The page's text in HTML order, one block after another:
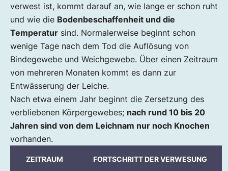
verwest ist, kommt darauf an, wie lange er schon ruht
und wie die Bodenbeschaffenheit und die
Temperatur sind. Normalerweise beginnt schon
wenige Tage nach dem Tod die Auflösung von
Bindegewebe und Weichgewebe. Über einen Zeitraum
von mehreren Monaten kommt es dann zur
Entwässerung der Leiche.
Nach etwa einem Jahr beginnt die Zersetzung des
verbliebenen Körpergewebes; nach rund 10 bis 20
Jahren sind von dem Leichnam nur noch Knochen
vorhanden.
ZEITRAUM FORTSCHRITT DER VERWESUNG